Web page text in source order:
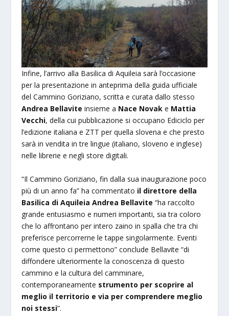
Infine, l’arrivo alla Basilica di Aquileia sarà l’occasione
per la presentazione in anteprima della guida ufficiale
del Cammino Goriziano, scritta e curata dallo stesso
Andrea Bellavite insieme a Nace Novak e Mattia
Vecchi, della cui pubblicazione si occupano Ediciclo per
l’edizione italiana e ZTT per quella slovena e che presto
sarà in vendita in tre lingue (italiano, sloveno e inglese)
nelle librerie e negli store digitali.
“Il Cammino Goriziano, fin dalla sua inaugurazione poco
più di un anno fa” ha commentato il direttore della
Basilica di Aquileia Andrea Bellavite “ha raccolto
grande entusiasmo e numeri importanti, sia tra coloro
che lo affrontano per intero zaino in spalla che tra chi
preferisce percorrerne le tappe singolarmente. Eventi
come questo ci permettono” conclude Bellavite “di
diffondere ulteriormente la conoscenza di questo
cammino e la cultura del camminare,
contemporaneamente strumento per scoprire al
meglio il territorio e via per comprendere meglio
noi stessi”.